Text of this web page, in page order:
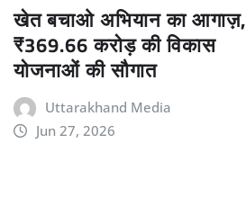
खेत बचाओ अभियान का आगाज़,
₹369.66 करोड़ की विकास
योजनाओं की सौगात
Uttarakhand Media
Jun 27, 2026